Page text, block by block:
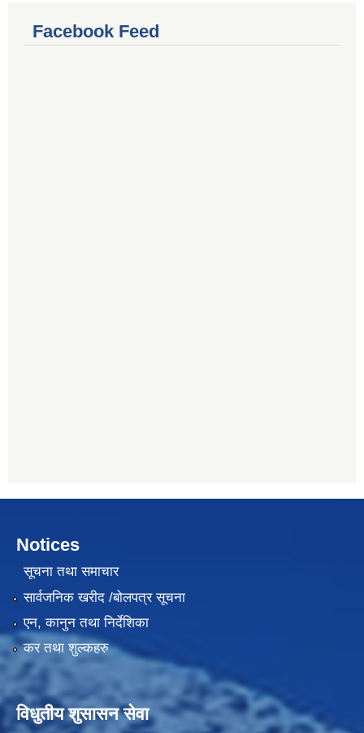
Facebook Feed
Notices
सूचना तथा समाचार
सार्वजनिक खरीद /बोलपत्र सूचना
एन, कानुन तथा निर्देशिका
कर तथा शुल्कहरु
विधुतीय शुसासन सेवा